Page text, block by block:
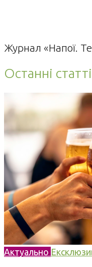
Журнал «Напої.
Останні статті
Актуально